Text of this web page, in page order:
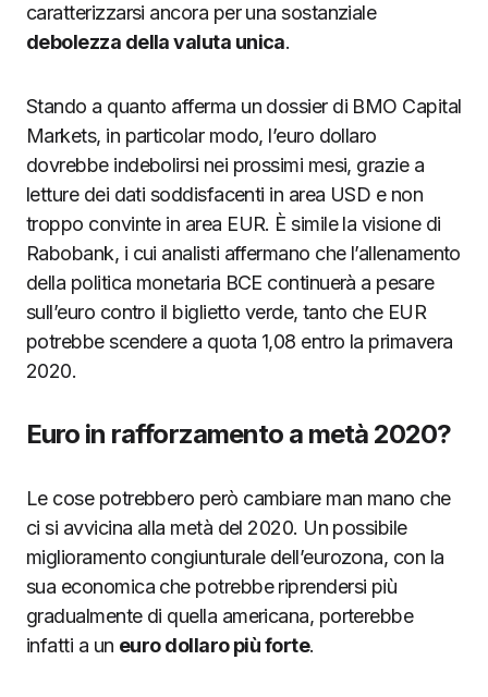
caratterizzarsi ancora per una sostanziale
debolezza della valuta unica.
Stando a quanto afferma un dossier di BMO Capital
Markets, in particolar modo, l’euro dollaro
dovrebbe indebolirsi nei prossimi mesi, grazie a
letture dei dati soddisfacenti in area USD e non
troppo convinte in area EUR. È simile la visione di
Rabobank, i cui analisti affermano che l’allenamento
della politica monetaria BCE continuerà a pesare
sull’euro contro il biglietto verde, tanto che EUR
potrebbe scendere a quota 1,08 entro la primavera
2020.
Euro in rafforzamento a metà 2020?
Le cose potrebbero però cambiare man mano che
ci si avvicina alla metà del 2020. Un possibile
miglioramento congiunturale dell’eurozona, con la
sua economica che potrebbe riprendersi più
gradualmente di quella americana, porterebbe
infatti a un euro dollaro più forte.